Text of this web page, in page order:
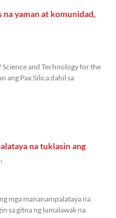
yaman at komunidad,
and Technology for the
ang Pax Silica dahil sa
na tuklasin ang
mga mananampalataya na
sa gitna ng lumalawak na